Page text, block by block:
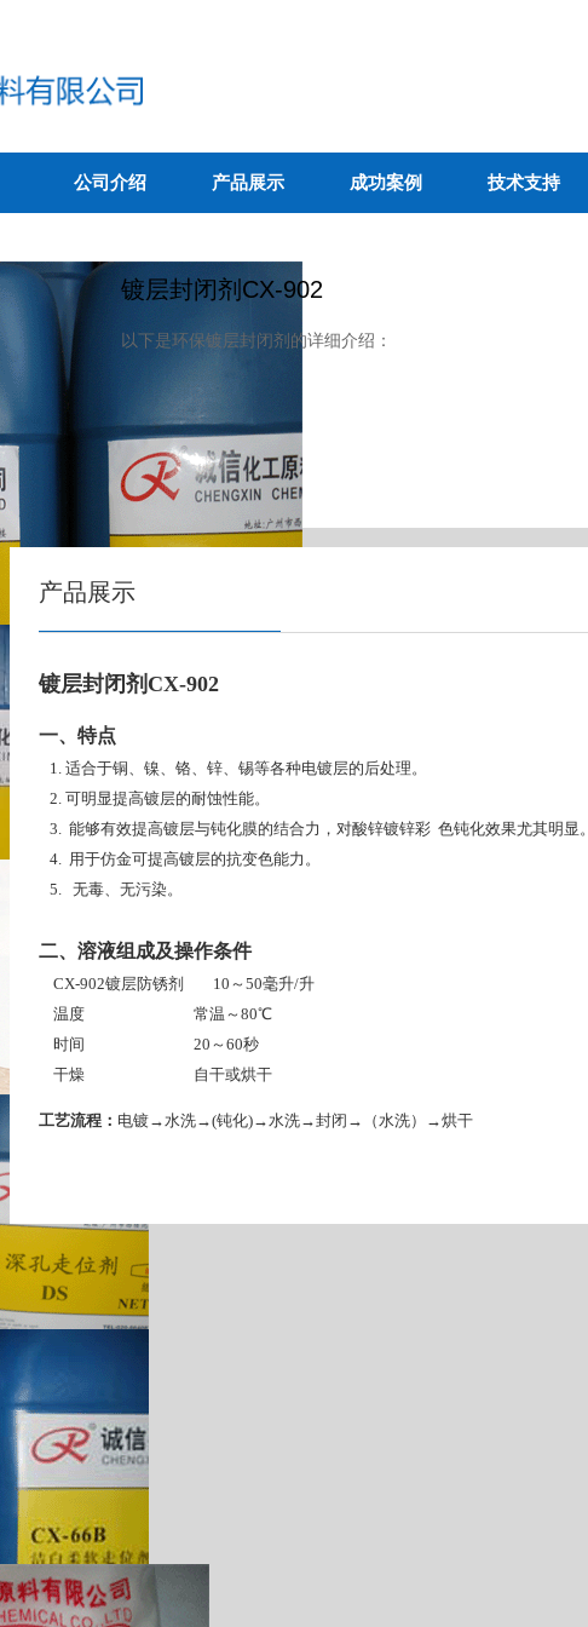
公司介绍 产品展示 成功案例 技术支持
镀层封闭剂CX-902
以下是环保镀层封闭剂的详细介绍：
产品展示
镀层封闭剂CX-902
一、特点
1. 适合于铜、镍、铬、锌、锡等各种电镀层的后处理。
2. 可明显提高镀层的耐蚀性能。
3. 能够有效提高镀层与钝化膜的结合力，对酸锌镀锌彩 色钝化效果尤其明显。
4. 用于仿金可提高镀层的抗变色能力。
5. 无毒、无污染。
二、溶液组成及操作条件
CX-902镀层防锈剂 10～50毫升/升
温度 常温～80℃
时间 20～60秒
干燥 自干或烘干
工艺流程： 电镀→水洗→(钝化)→水洗→封闭→（水洗）→烘干